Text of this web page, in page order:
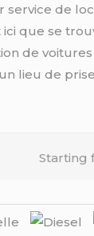
de
ici que se
de
lieu de
Starting